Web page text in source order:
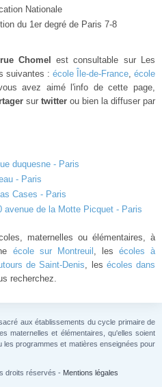
Nationale
du 1er degré de Paris 7-8
Chomel
est consultable sur Les
suivantes : école Île-de-France,école
avez aimé l'info de cette page,
sur twitter ou bien la diffuser par
duquesne - Paris
- Paris
Cases - Paris
avenue de la Motte Picquet - Paris
maternelles ou élémentaires, à
école sur Montreuil , les écoles à
de Saint-Denis, les écoles dans
recherchez.
aux établissements du cycle primaire de
maternelles et élémentaires, qu'elles soient
programmes et matières enseignées pour
droits réservés - Mentions légales